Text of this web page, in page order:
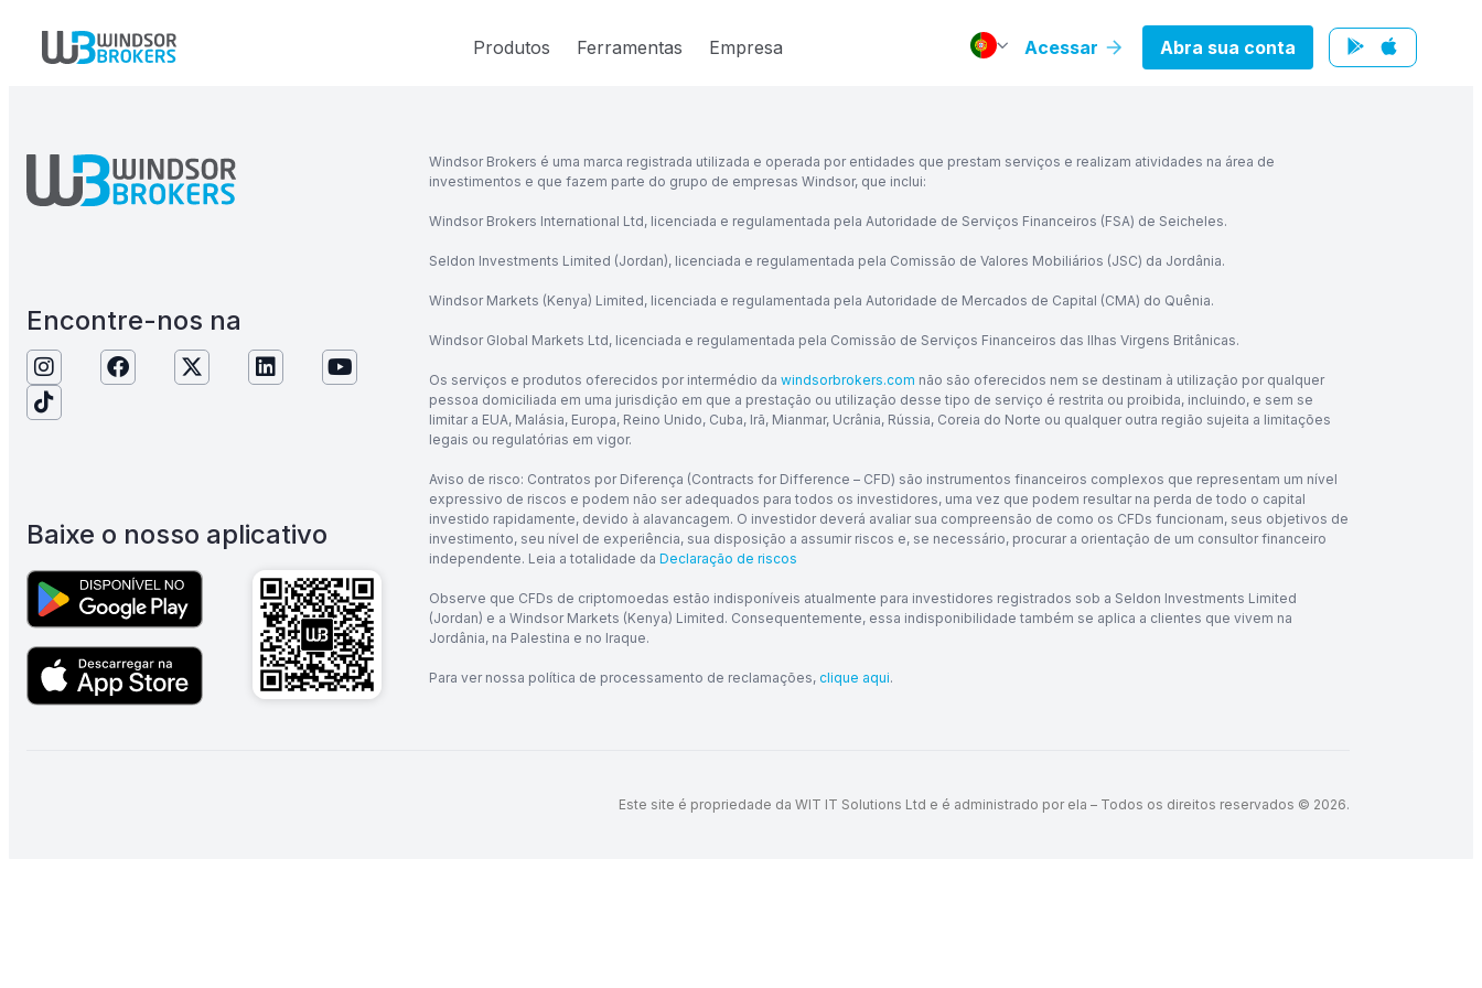
Produtos Ferramentas Empresa Acessar Abra sua conta
Encontre-nos na
Baixe o nosso aplicativo
Windsor Brokers é uma marca registrada utilizada e operada por entidades que prestam serviços e realizam atividades na área de
investimentos e que fazem parte do grupo de empresas Windsor, que inclui:
Windsor Brokers International Ltd, licenciada e regulamentada pela Autoridade de Serviços Financeiros (FSA) de Seicheles.
Seldon Investments Limited (Jordan), licenciada e regulamentada pela Comissão de Valores Mobiliários (JSC) da Jordânia.
Windsor Markets (Kenya) Limited, licenciada e regulamentada pela Autoridade de Mercados de Capital (CMA) do Quênia.
Windsor Global Markets Ltd, licenciada e regulamentada pela Comissão de Serviços Financeiros das Ilhas Virgens Britânicas.
Os serviços e produtos oferecidos por intermédio dawindsorbrokers.com não são oferecidos nem se destinam à utilização por qualquer
pessoa domiciliada em uma jurisdição em que a prestação ou utilização desse tipo de serviço é restrita ou proibida, incluindo, e sem se
limitar a EUA, Malásia, Europa, Reino Unido, Cuba, Irã, Mianmar, Ucrânia, Rússia, Coreia do Norte ou qualquer outra região sujeita a limitações
legais ou regulatórias em vigor.
Aviso de risco: Contratos por Diferença (Contracts for Difference – CFD) são instrumentos financeiros complexos que representam um nível
expressivo de riscos e podem não ser adequados para todos os investidores, uma vez que podem resultar na perda de todo o capital
investido rapidamente, devido à alavancagem. O investidor deverá avaliar sua compreensão de como os CFDs funcionam, seus objetivos de
investimento, seu nível de experiência, sua disposição a assumir riscos e, se necessário, procurar a orientação de um consultor financeiro
independente. Leia a totalidade daDeclaração de riscos
Observe que CFDs de criptomoedas estão indisponíveis atualmente para investidores registrados sob a Seldon Investments Limited
(Jordan) e a Windsor Markets (Kenya) Limited. Consequentemente, essa indisponibilidade também se aplica a clientes que vivem na
Jordânia, na Palestina e no Iraque.
Para ver nossa política de processamento de reclamações,clique aqui.
Este site é propriedade da WIT IT Solutions Ltd e é administrado por ela – Todos os direitos reservados © 2026.